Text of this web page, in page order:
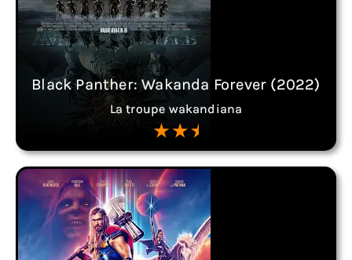
Black Panther: Wakanda Forever (2022)
La troupe wakandiana